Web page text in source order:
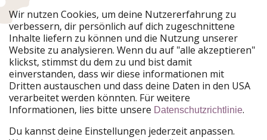
Urlaubspiraten ist Teil der HolidayPirates Group
Unsere Märkte
PiratinViaggio
HolidayPirates
VakantiePiraten
WakacyjniPiraci
VoyagesPirates
Ferienpiraten
Urlaubspiraten
ViajerosPiratas
TravelPirates
HolidayPirates Group
Wir nutzen Cookies, um deine Nutzererfahrung zu
verbessern, dir persönlich auf dich zugeschnittene
Inhalte liefern zu können und die Nutzung unserer
Website zu analysieren. Wenn du auf "alle akzeptieren"
klickst, stimmst du dem zu und bist damit
einverstanden, dass wir diese informationen mit
Dritten austauschen und dass deine Daten in den USA
verarbeitet werden könnten. Für weitere
Informationen, lies bitte unsere Datenschutzrichtlinie.
Du kannst deine Einstellungen jederzeit anpassen.